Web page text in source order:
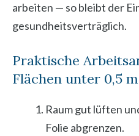
arbeiten — so bleibt der
gesundheitsverträglich.
Praktische
Flächen unter 0,5
Raum gut lüften
Folie abgrenzen.